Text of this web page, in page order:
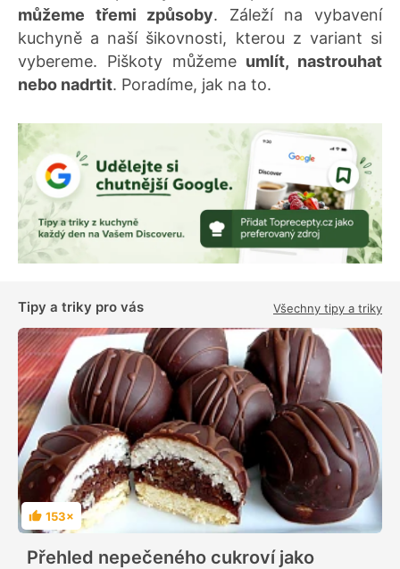
můžeme třemi způsoby. Záleží na vybavení
kuchyně a naší šikovnosti, kterou z variant si
vybereme. Piškoty můžeme umlít, nastrouhat
nebo nadrtit. Poradíme, jak na to.
Tipy a triky pro vás Všechny tipy a triky
H
o
n
153×
Přehled nepečeného cukroví jako